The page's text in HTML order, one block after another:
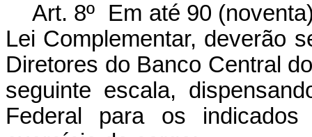
Art. 8º Em até 90
Lei Complementar, deverão
Diretores do Banco Central
seguinte escala,
Federal para os